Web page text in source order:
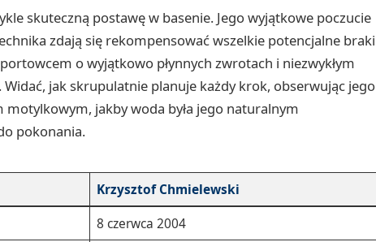
skuteczną postawę w basenie. Jego wyjątkowe poczucie
zdają się rekompensować wszelkie potencjalne braki
o wyjątkowo płynnych zwrotach i niezwykłym
jak skrupulatnie planuje każdy krok, obserwując jego
jakby woda była jego naturalnym
pokonania.
Krzysztof Chmielewski
8 czerwca 2004